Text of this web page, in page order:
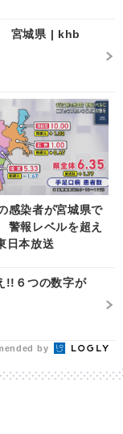
宮城県 | khb
感染者が宮城県で
報レベルを超え
日本放送
!!６つの数字が
by